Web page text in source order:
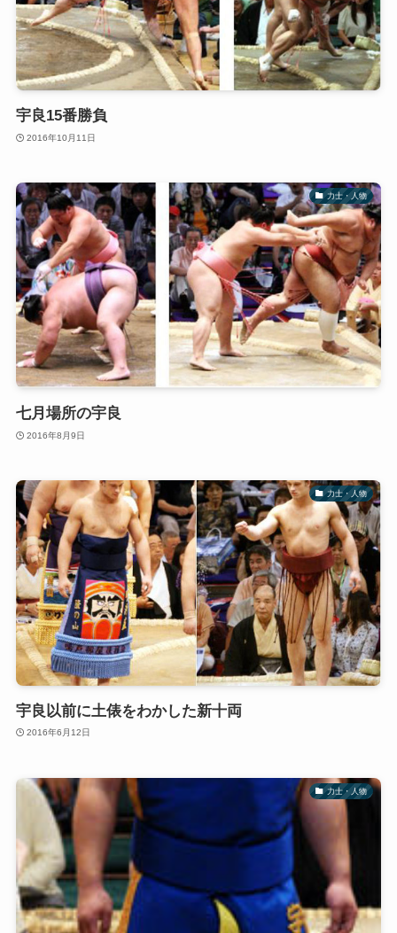
宇良15番勝負
2016年10月11日
力士・人物
七月場所の宇良
2016年8月9日
力士・人物
宇良以前に土俵をわかした新十両
2016年6月12日
力士・人物